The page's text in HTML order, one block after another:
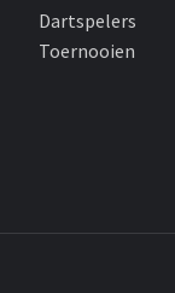
Dartspelers
Toernooien